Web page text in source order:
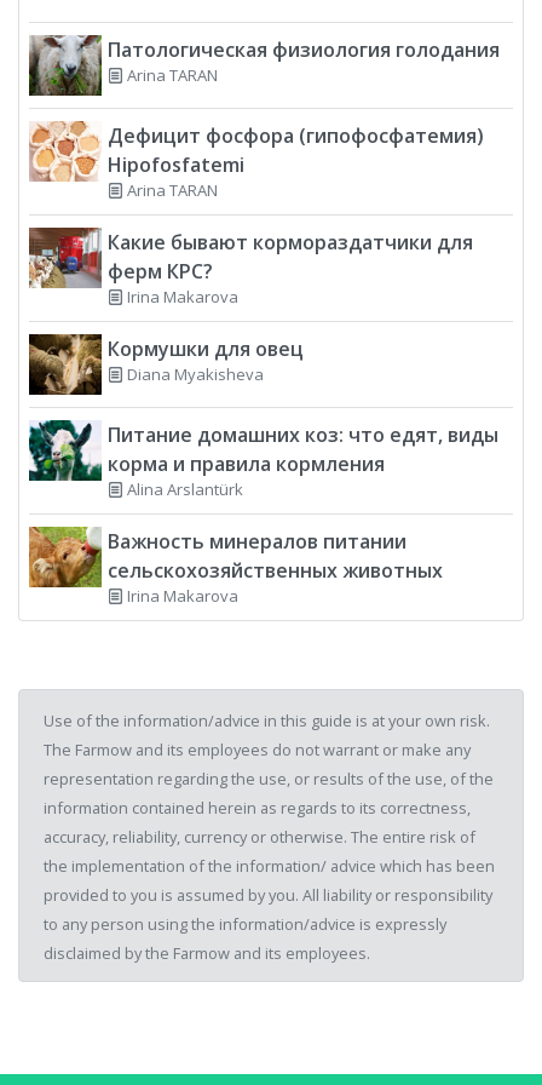
Патологическая физиология голодания
Arina TARAN
Дефицит фосфора (гипофосфатемия)
Hipofosfatemi
Arina TARAN
Какие бывают кормораздатчики для
ферм КРС?
Irina Makarova
Кормушки для овец
Diana Myakisheva
Питание домашних коз: что едят, виды
корма и правила кормления
Alina Arslantürk
Важность минералов питании
сельскохозяйственных животных
Irina Makarova
Use of the information/advice in this guide is at your own risk.
The Farmow and its employees do not warrant or make any
representation regarding the use, or results of the use, of the
information contained herein as regards to its correctness,
accuracy, reliability, currency or otherwise. The entire risk of
the implementation of the information/ advice which has been
provided to you is assumed by you. All liability or responsibility
to any person using the information/advice is expressly
disclaimed by the Farmow and its employees.